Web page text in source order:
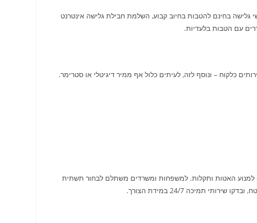
גלישה בחינם להטבות בחיוב קבוע, השלמת חבילת גלישה אינטרנט
עם הטבות בלעדיות.
כלקוח – ונוסף לזה, לעיתים כלול אף ממיר דיגיטלי או סטרימר.
– למנוע האטות ותקלות. למשפחות ומשרדים משתלם לבחור תשתית
תמיכה 24/7 במידת הצורך.